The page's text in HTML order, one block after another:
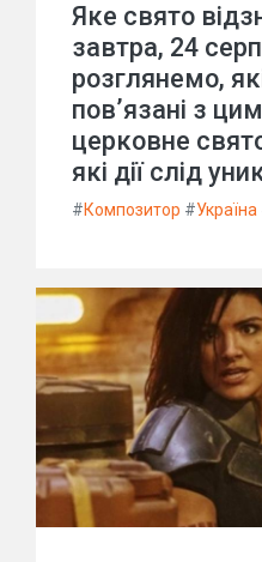
Яке свято
завтра, 24
розглянемо,
пов’язані з
церковне
які дії слід
#Композитор #Україна